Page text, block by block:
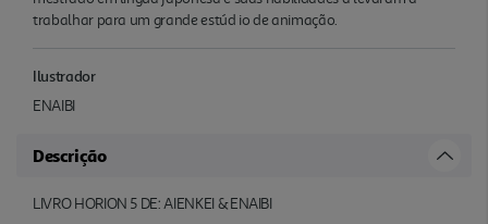
trabalhar para um grande estúd io de animação.
Ilustrador
ENAIBI
Descrição
LIVRO HORION 5 DE: AIENKEI & ENAIBI